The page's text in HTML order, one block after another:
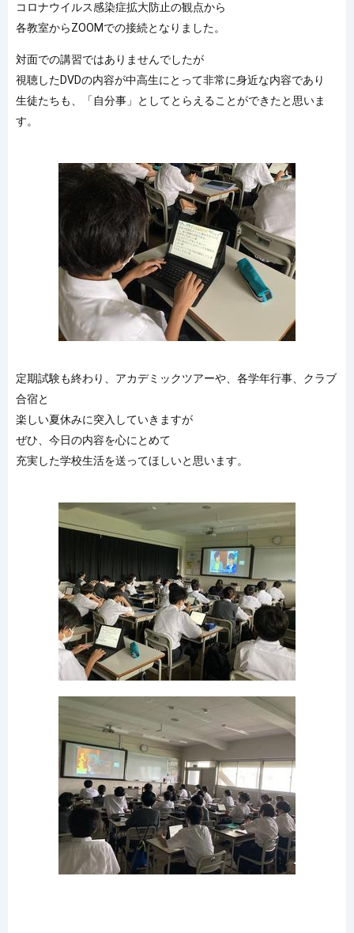
コロナウイルス感染症拡大防止の観点から
各教室からZOOMでの接続となりました。
対面での講習ではありませんでしたが
視聴したDVDの内容が中高生にとって非常に身近な内容であり
生徒たちも、「自分事」としてとらえることができたと思いま
す。
定期試験も終わり、アカデミックツアーや、各学年行事、クラブ
合宿と
楽しい夏休みに突入していきますが
ぜひ、今日の内容を心にとめて
充実した学校生活を送ってほしいと思います。